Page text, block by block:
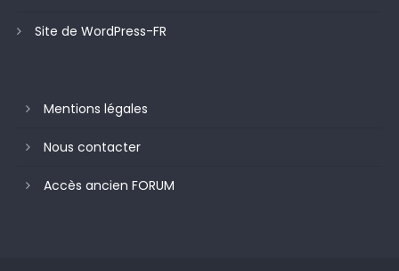
Site de WordPress-FR
Mentions légales
Nous contacter
Accès ancien FORUM